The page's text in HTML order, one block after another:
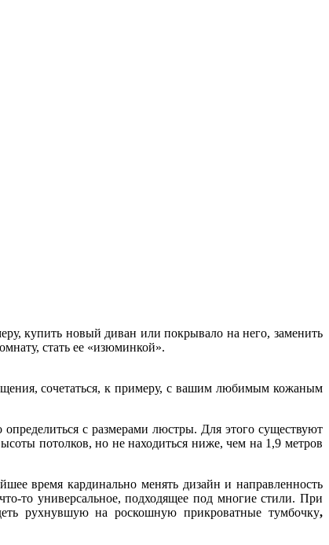
купить новый диван или покрывало на него, заменить
стать ее «изюминкой».
сочетаться, к примеру, с вашим любимым кожаным
определиться с размерами люстры. Для этого существуют
потолков, но не находиться ниже, чем на 1,9 метров
время кардинально менять дизайн и направленность
то универсальное, подходящее под многие стили. При
рухнувшую на роскошную прикроватные тумбочку,